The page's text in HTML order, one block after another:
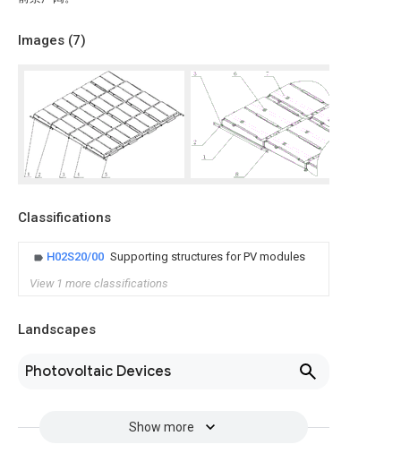
Images (7)
Classifications
H02S20/00 Supporting structures for PV modules
View 1 more classifications
Landscapes
Photovoltaic Devices
Show more